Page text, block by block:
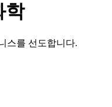
학
스를 선도합니다.